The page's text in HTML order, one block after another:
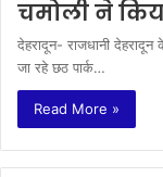
चमोली ने
देहरादून- राजधानी
जा रहे छठ पार्क…
Read More »